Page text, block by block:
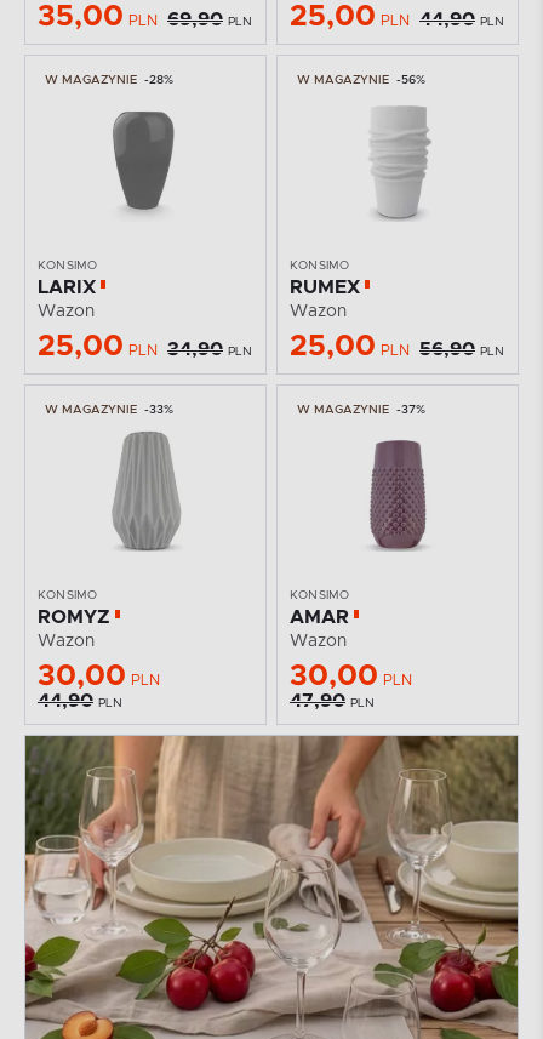
35,00 PLN 69,90 PLN 25,00 PLN 44,90 PLN
W MAGAZYNIE -28%
KONSIMO
LARIX
Wazon
25,00 PLN 34,90 PLN
W MAGAZYNIE -56%
KONSIMO
RUMEX
Wazon
25,00 PLN 56,90 PLN
W MAGAZYNIE -33%
KONSIMO
ROMYZ
Wazon
30,00 PLN
44,90 PLN
W MAGAZYNIE -37%
KONSIMO
AMAR
Wazon
30,00 PLN
47,90 PLN